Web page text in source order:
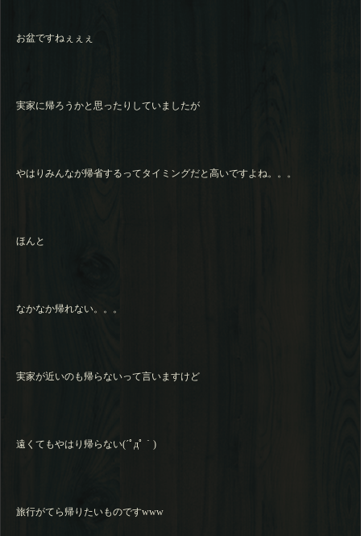
お盆ですねぇぇぇ
実家に帰ろうかと思ったりしていましたが
やはりみんなが帰省するってタイミングだと高いですよね。。。
ほんと
なかなか帰れない。。。
実家が近いのも帰らないって言いますけど
遠くてもやはり帰らない(´ﾟдﾟ｀)
旅行がてら帰りたいものですwww